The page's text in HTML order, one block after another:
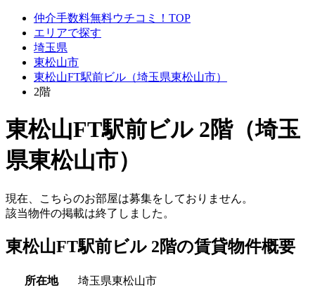
仲介手数料無料ウチコミ！TOP
エリアで探す
埼玉県
東松山市
東松山FT駅前ビル（埼玉県東松山市）
2階
東松山FT駅前ビル 2階（埼玉
県東松山市）
現在、こちらのお部屋は募集をしておりません。
該当物件の掲載は終了しました。
東松山FT駅前ビル 2階の賃貸物件概要
所在地
埼玉県東松山市